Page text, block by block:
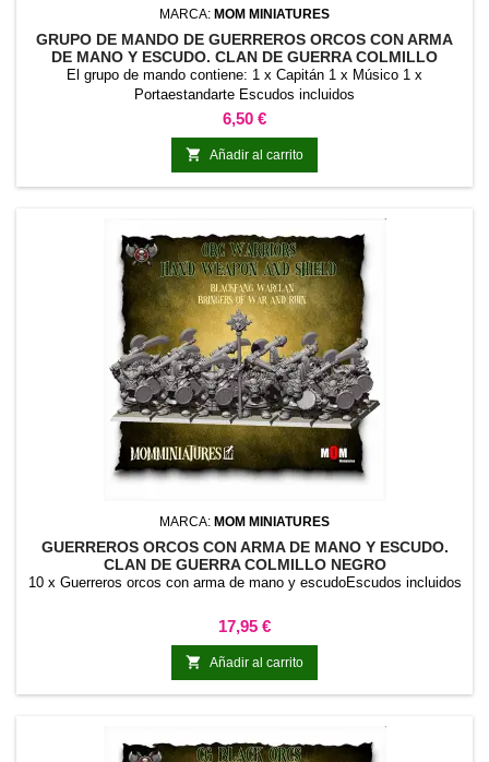
MARCA: MOM MINIATURES
GRUPO DE MANDO DE GUERREROS ORCOS CON ARMA
DE MANO Y ESCUDO. CLAN DE GUERRA COLMILLO
NEGRO
El grupo de mando contiene: 1 x Capitán 1 x Músico 1 x
Portaestandarte Escudos incluidos
Precio
6,50 €
 Añadir al carrito
MARCA: MOM MINIATURES
GUERREROS ORCOS CON ARMA DE MANO Y ESCUDO.
CLAN DE GUERRA COLMILLO NEGRO
10 x Guerreros orcos con arma de mano y escudoEscudos incluidos
Precio
17,95 €
 Añadir al carrito